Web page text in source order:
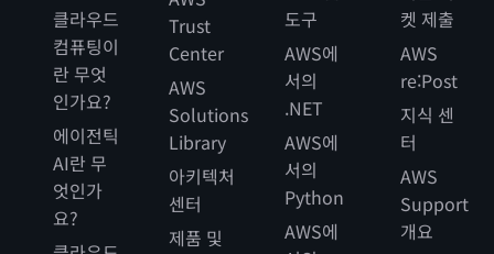
클라우드
컴퓨팅이
란 무엇
인가요?
에이전틱
AI란 무
엇인가
요?
Trust
Center
AWS
Solutions
Library
아키텍처
센터
제품 및
도구
AWS에
서의
.NET
AWS에
서의
Python
AWS에
켓 제출
AWS
re:Post
지식 센
터
AWS
Support
개요